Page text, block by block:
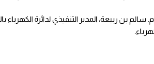
بن ربيعة، المدير التنفيذي لدائرة الكهرباء